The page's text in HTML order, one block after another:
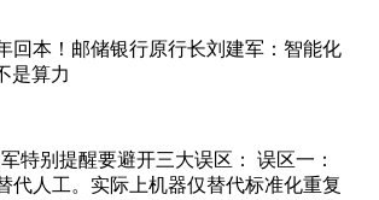
回本！邮储银行原行长刘建军：智能化
是算力
特别提醒要避开三大误区： 误区一：
代人工。实际上机器仅替代标准化重复